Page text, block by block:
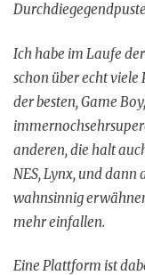
Ich habe im Laufe
schon über echt viele
der besten, Game
anderen, die halt
NES, Lynx, und
wahnsinnig
mehr einfallen.
Eine Plattform ist